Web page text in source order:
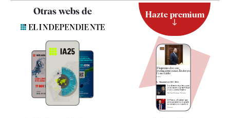
Contacto
Quiénes somos
Especificaciones
Otras webs de Hazte premium